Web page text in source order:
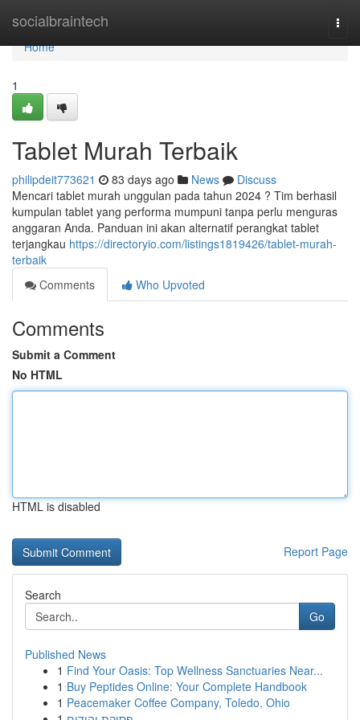
socialbraintech
Home
Home
1
Tablet Murah Terbaik
philipdeit773621 83 days ago News
Discuss
Mencari tablet murah unggulan pada tahun 2024 ? Tim berhasil
kumpulan tablet yang performa mumpuni tanpa perlu menguras
anggaran Anda. Panduan ini akan alternatif perangkat tablet
terjangkau https://directoryio.com/listings1819426/tablet-murah-
terbaik
Comments
Who Upvoted
Comments
Submit a Comment
No HTML
HTML is disabled
Report Page
Search
Go
Published News
1 Find Your Oasis: Top Wellness Sanctuaries Near...
1 Buy Peptides Online: Your Complete Handbook
1 Peacemaker Coffee Company, Toledo, Ohio